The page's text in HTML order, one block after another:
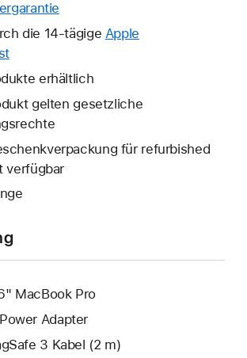
neues
geöffnet.
die 14-tägige Apple
Ein
neues
wird
geöffnet.
erhältlich
gelten gesetzliche
für refurbished
verfügbar
MacBook Pro
Adapter
3 Kabel (2 m)